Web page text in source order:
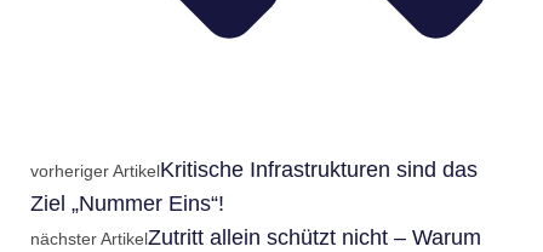
vorheriger ArtikelKritische Infrastrukturen sind das
Ziel „Nummer Eins“!
nächster ArtikelZutritt allein schützt nicht – Warum